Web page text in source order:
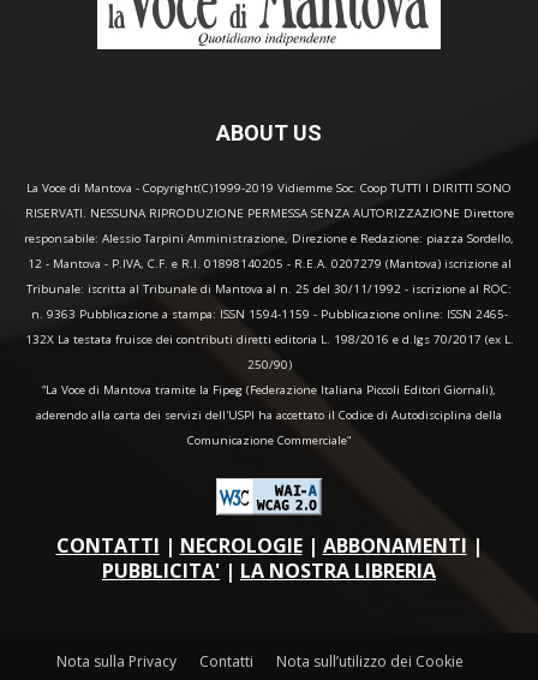
ABOUT US
La Voce di Mantova - Copyright(C)1999-2019 Vidiemme Soc. Coop TUTTI I DIRITTI SONO
RISERVATI. NESSUNA RIPRODUZIONE PERMESSA SENZA AUTORIZZAZIONE Direttore
responsabile: Alessio Tarpini Amministrazione, Direzione e Redazione: piazza Sordello,
12 - Mantova - P.IVA, C.F. e R.I. 01898140205 - R.E.A. 0207279 (Mantova) iscrizione al
Tribunale: iscritta al Tribunale di Mantova al n. 25 del 30/11/1992 - iscrizione al ROC:
n. 9363 Pubblicazione a stampa: ISSN 1594-1159 - Pubblicazione online: ISSN 2465-
132X La testata fruisce dei contributi diretti editoria L. 198/2016 e d.lgs 70/2017 (ex L.
250/90)
“La Voce di Mantova tramite la Fipeg (Federazione Italiana Piccoli Editori Giornali),
aderendo alla carta dei servizi dell'USPI ha accettato il Codice di Autodisciplina della
Comunicazione Commerciale"
CONTATTI | NECROLOGIE| ABBONAMENTI |
PUBBLICITA' | LA NOSTRA LIBRERIA
Nota sulla Privacy Contatti
Nota sull’utilizzo dei Cookie